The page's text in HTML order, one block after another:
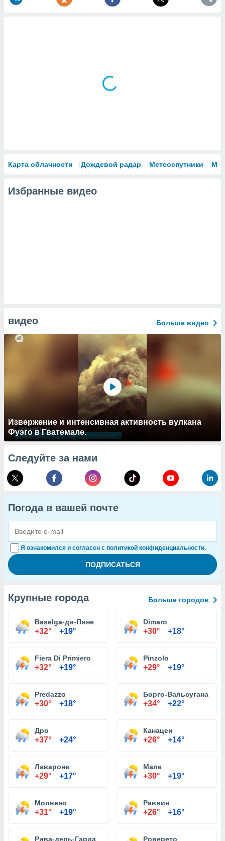
Карта облачности Дождевой радар Метеоспутники
Избранные видео
видео Больше видео
Извержение и интенсивная активность вулкана
Фуэго в Гватемале.
Следуйте за нами
Погода в вашей почте
Я ознакомился и согласен с политикой конфиденциальности.
Крупные города Больше городов
Baselga-ди-Пине
+32° +19°
Dimaro
+30° +18°
Fiera Di Primiero
+32° +19°
Pinzolo
+29° +19°
Predazzo
+30° +18°
Борго-Вальсугана
+34° +22°
Дро
+37° +24°
Канацеи
+26° +14°
Лавароне
+29° +17°
Мале
+30° +19°
Молвено
+31° +19°
Раввин
+26° +16°
Рива-дель-Гарда Роверето